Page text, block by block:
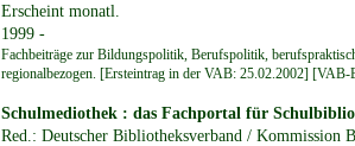
Erscheint monatl.
1999 -
Fachbeiträge zur Bildungspolitik, Berufspolitik,
regionalbezogen. [Ersteintrag in der VAB: 25.02.2002] [VAB-
Schulmediothek : das Fachportal für
Red.: Deutscher Bibliotheksverband / Kommission